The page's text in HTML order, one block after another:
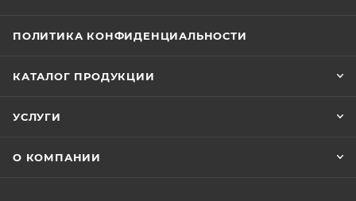
ПОЛИТИКА КОНФИДЕНЦИАЛЬНОСТИ
КАТАЛОГ ПРОДУКЦИИ
УСЛУГИ
О КОМПАНИИ